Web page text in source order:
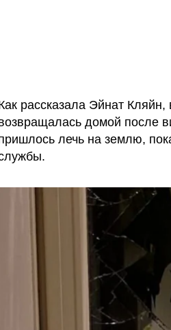
рассказала Эйнат
домой после
лечь на землю,